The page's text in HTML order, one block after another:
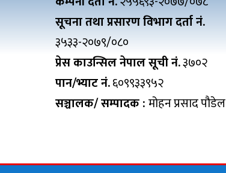
सूचना तथा प्रसारण विभाग दर्ता नं.
३५३३-२०७९/०८०
प्रेस काउन्सिल नेपाल सूची नं.३७०२
पान/भ्याट नं.६०९९३३९५२
सञ्चालक/ सम्पादक :मोहन प्रसाद पौडेल